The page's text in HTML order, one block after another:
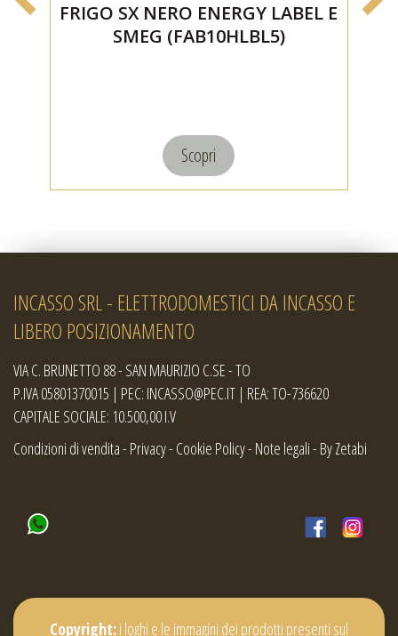
FRIGO SX NERO ENERGY LABEL E
SMEG (FAB10HLBL5)
Scopri
INCASSO SRL - ELETTRODOMESTICI DA INCASSO E
LIBERO POSIZIONAMENTO
VIA C. BRUNETTO 88 - SAN MAURIZIO C.SE - TO
P.IVA 05801370015 | PEC: INCASSO@PEC.IT | REA: TO-736620
CAPITALE SOCIALE: 10.500,00 I.V
Condizioni di vendita- Privacy- Cookie Policy- Note legali- By Zetabi
Copyright:i loghi e le immagini dei prodotti presenti sul